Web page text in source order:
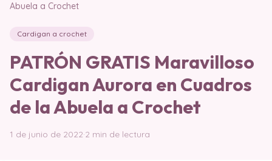
Abuela a Crochet
Cardigan a crochet
PATRÓN GRATIS Maravilloso
Cardigan Aurora en Cuadros
de la Abuela a Crochet
1 de junio de 2022·2 min de lectura